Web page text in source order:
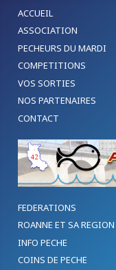
ACCUEIL
ASSOCIATION
PECHEURS DU MARDI
COMPETITIONS
VOS SORTIES
NOS PARTENAIRES
CONTACT
FEDERATIONS
ROANNE ET SA REGION
INFO PECHE
COINS DE PECHE